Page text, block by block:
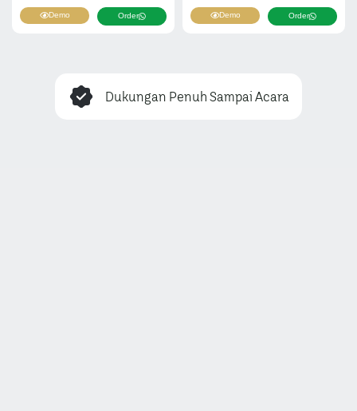
Demo Order Demo Order
Dukungan Penuh Sampai Acara